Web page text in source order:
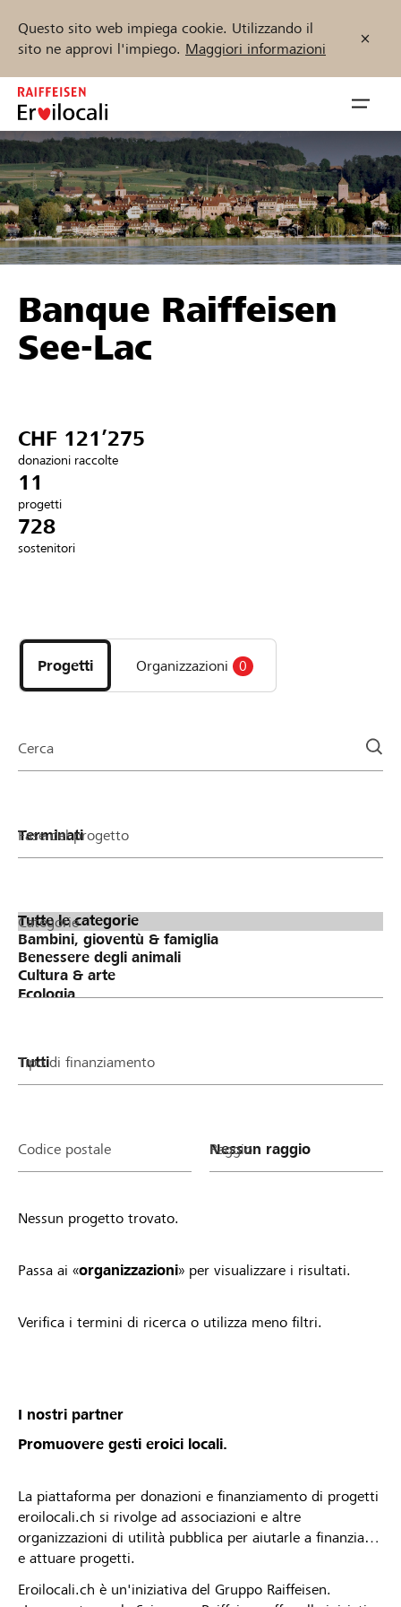
Questo sito web impiega cookie. Utilizzando il
sito ne approvi l'impiego. Maggiori informazioni
Zum
Inhalt
springen
öffnen
Sostenere
Aiuto & supporto
Collegarsi
Trova progetti e organizzazioni
Inizia ora
DE FR IT
Banque Raiffeisen
See-Lac
CHF 121’275
donazioni raccolte
11
progetti
728
sostenitori
i
progetti
e
della
Progetti Organizzazioni 0
Cerca
Fase del progetto
Categorie
Tipo di finanziamento
Codice postale Raggio
Nessun progetto trovato.
Passa ai «organizzazioni» per visualizzare i risultati.
Verifica i termini di ricerca o utilizza meno filtri.
I nostri partner
Promuovere gesti eroici locali.
La piattaforma per donazioni e finanziamento di progetti
eroilocali.ch si rivolge ad associazioni e altre
organizzazioni di utilità pubblica per aiutarle a finanziare
e attuare progetti.
Eroilocali.ch è un'iniziativa del Gruppo Raiffeisen.